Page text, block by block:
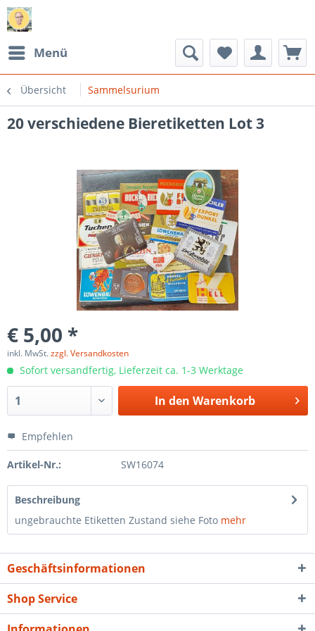
Menü
Übersicht Sammelsurium
20 verschiedene Bieretiketten Lot 3
€ 5,00 *
inkl. MwSt.zzgl. Versandkosten
Sofort versandfertig, Lieferzeit ca. 1-3 Werktage
In den Warenkorb
Empfehlen
Artikel-Nr.: SW16074
Beschreibung
ungebrauchte Etiketten Zustand siehe Foto mehr
Geschäftsinformationen
Shop Service